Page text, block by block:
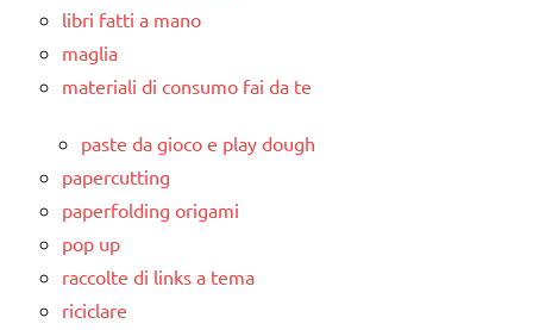
libri fatti a mano
maglia
materiali di consumo fai da te
paste da gioco e play dough
papercutting
paperfolding origami
pop up
raccolte di links a tema
riciclare